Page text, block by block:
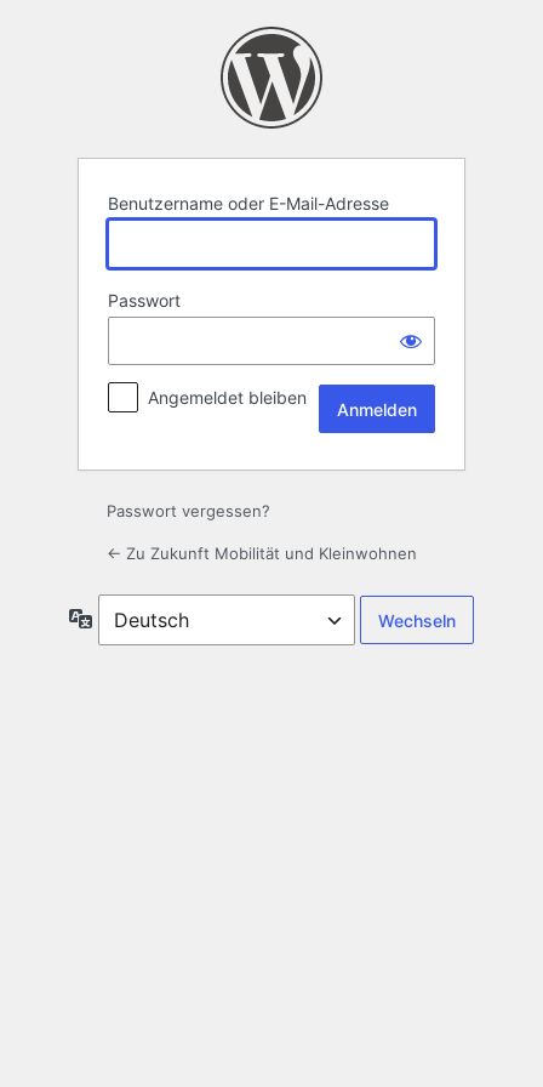
Benutzername oder E-Mail-Adresse
Passwort
Angemeldet bleiben
Passwort vergessen?
← Zu Zukunft Mobilität und Kleinwohnen
Sprache